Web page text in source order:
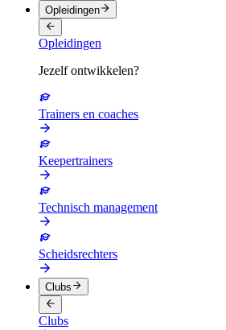
Opleidingen
Opleidingen
Jezelf ontwikkelen?
Trainers en coaches
Keepertrainers
Technisch management
Scheidsrechters
Clubs
Clubs